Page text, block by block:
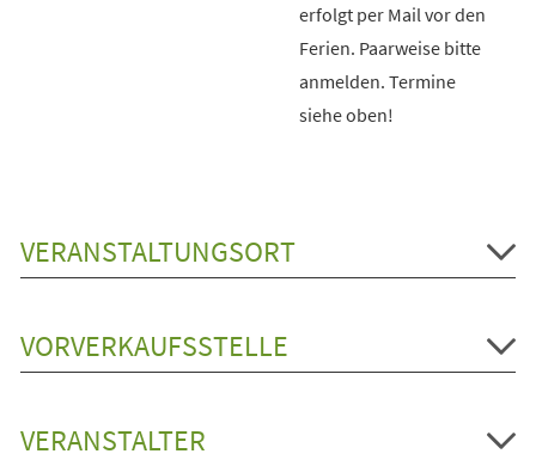
erfolgt per Mail vor den
Ferien. Paarweise bitte
anmelden. Termine
siehe oben!
VERANSTALTUNGSORT
VORVERKAUFSSTELLE
VERANSTALTER